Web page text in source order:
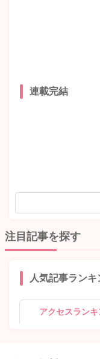
連載完結
注目記事を探す
人気記事ランキ
アクセスラン